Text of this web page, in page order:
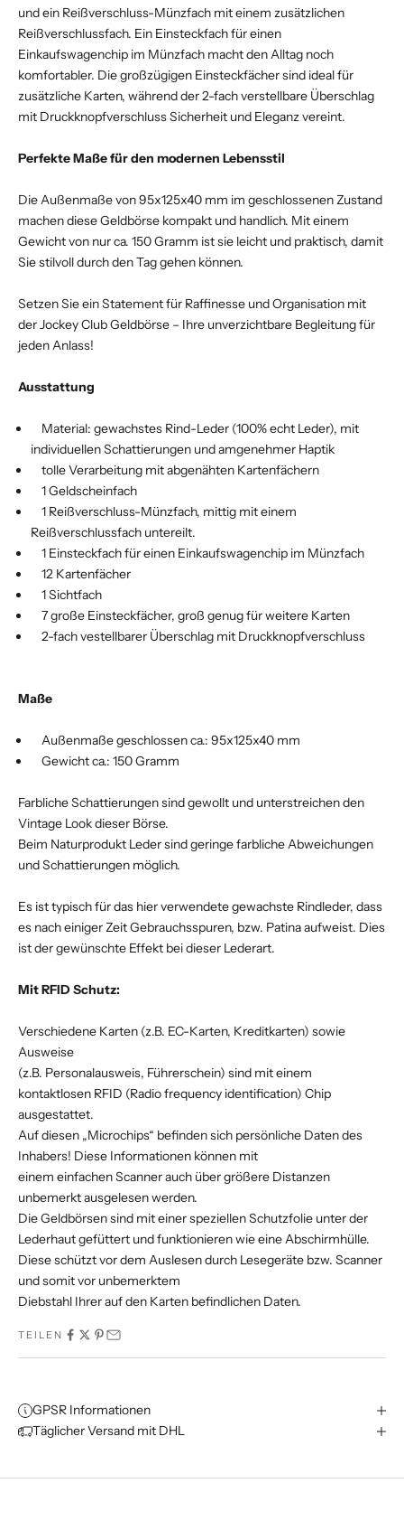
und ein Reißverschluss-Münzfach mit einem zusätzlichen
Reißverschlussfach. Ein Einsteckfach für einen
Einkaufswagenchip im Münzfach macht den Alltag noch
komfortabler. Die großzügigen Einsteckfächer sind ideal für
zusätzliche Karten, während der 2-fach verstellbare Überschlag
mit Druckknopfverschluss Sicherheit und Eleganz vereint.
Perfekte Maße für den modernen Lebensstil
Die Außenmaße von 95x125x40 mm im geschlossenen Zustand
machen diese Geldbörse kompakt und handlich. Mit einem
Gewicht von nur ca. 150 Gramm ist sie leicht und praktisch, damit
Sie stilvoll durch den Tag gehen können.
Setzen Sie ein Statement für Raffinesse und Organisation mit
der Jockey Club Geldbörse – Ihre unverzichtbare Begleitung für
jeden Anlass!
Ausstattung
Material: gewachstes Rind-Leder (100% echt Leder), mit
individuellen Schattierungen und amgenehmer Haptik
tolle Verarbeitung mit abgenähten Kartenfächern
1 Geldscheinfach
1 Reißverschluss-Münzfach, mittig mit einem
Reißverschlussfach untereilt.
1 Einsteckfach für einen Einkaufswagenchip im Münzfach
12 Kartenfächer
1 Sichtfach
7 große Einsteckfächer, groß genug für weitere Karten
2-fach vestellbarer Überschlag mit Druckknopfverschluss
Maße
Außenmaße geschlossen ca.: 95x125x40 mm
Gewicht ca.: 150 Gramm
Farbliche Schattierungen sind gewollt und unterstreichen den
Vintage Look dieser Börse.
Beim Naturprodukt Leder sind geringe farbliche Abweichungen
und Schattierungen möglich.
Es ist typisch für das hier verwendete gewachste Rindleder, dass
es nach einiger Zeit Gebrauchsspuren, bzw. Patina aufweist. Dies
ist der gewünschte Effekt bei dieser Lederart.
Mit RFID Schutz:
Verschiedene Karten (z.B. EC-Karten, Kreditkarten) sowie
Ausweise
(z.B. Personalausweis, Führerschein) sind mit einem
kontaktlosen RFID (Radio frequency identification) Chip
ausgestattet.
Auf diesen „Microchips“ befinden sich persönliche Daten des
Inhabers! Diese Informationen können mit
einem einfachen Scanner auch über größere Distanzen
unbemerkt ausgelesen werden.
Die Geldbörsen sind mit einer speziellen Schutzfolie unter der
Lederhaut gefüttert und funktionieren wie eine Abschirmhülle.
Diese schützt vor dem Auslesen durch Lesegeräte bzw. Scanner
und somit vor unbemerktem
Diebstahl Ihrer auf den Karten befindlichen Daten.
TEILEN
GPSR Informationen
Täglicher Versand mit DHL